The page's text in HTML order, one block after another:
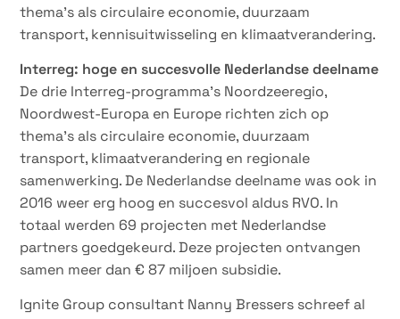
thema’s als circulaire economie, duurzaam
transport, kennisuitwisseling en klimaatverandering.
Interreg: hoge en succesvolle Nederlandse deelname
De drie Interreg-programma’s Noordzeeregio,
Noordwest-Europa en Europe richten zich op
thema’s als circulaire economie, duurzaam
transport, klimaatverandering en regionale
samenwerking. De Nederlandse deelname was ook in
2016 weer erg hoog en succesvol aldus RVO. In
totaal werden 69 projecten met Nederlandse
partners goedgekeurd. Deze projecten ontvangen
samen meer dan € 87 miljoen subsidie.
Ignite Group consultant Nanny Bressers schreef al